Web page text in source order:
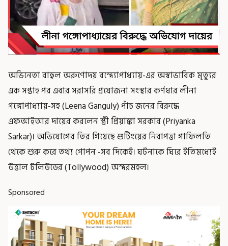
অভিনেতা রাহুল অরুণোদয় বন্দ্যোপাধ্যায়-এর অস্বাভাবিক মৃত্যুর
এক সপ্তাহ পর এবার সরাসরি প্রযোজনা সংস্থার কর্ণধার লীনা
গঙ্গোপাধ্যায়-সহ (Leena Ganguly) পাঁচ জনের বিরুদ্ধে
এফআইআর দায়ের করলেন স্ত্রী প্রিয়াঙ্কা সরকার (Priyanka
Sarkar)। অভিযোগের তির গিয়েছে শুটিংয়ের নিরাপত্তা গাফিলতি
থেকে শুরু করে তথ্য গোপন -সব দিকেই। ঘটনাকে ঘিরে ইতিমধ্যেই
উত্তাল টলিউডের (Tollywood) অন্দরমহল।
Sponsored